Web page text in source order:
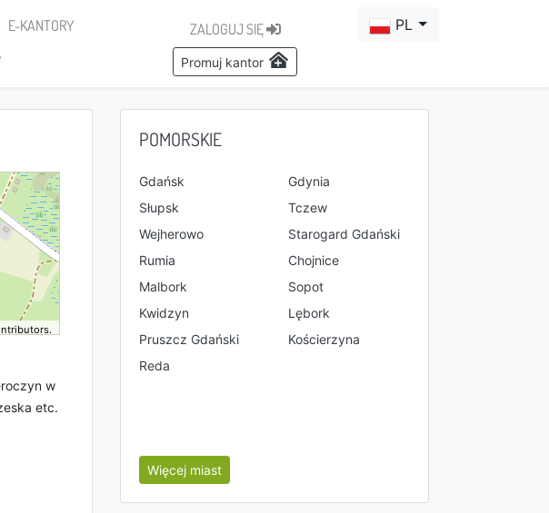
E-KANTORY
ZALOGUJ SIĘ
Promuj kantor
PL
w
etc.
POMORSKIE
Gdańsk
Gdynia
Słupsk
Tczew
Wejherowo
Starogard Gdański
Rumia
Chojnice
Malbork
Sopot
Kwidzyn
Lębork
Pruszcz Gdański
Kościerzyna
Reda
Więcej miast